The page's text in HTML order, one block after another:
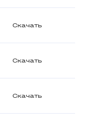
Скачать
Скачать
Скачать